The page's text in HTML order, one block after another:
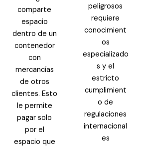
comparte
espacio
dentro de un
contenedor
con
mercancías
de otros
clientes. Esto
le permite
pagar solo
por el
espacio que
peligrosos
requiere
conocimient
os
especializado
s y el
estricto
cumplimient
o de
regulaciones
internacional
es